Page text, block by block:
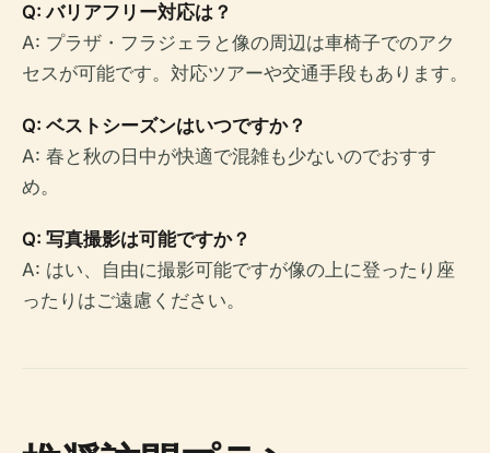
Q: バリアフリー対応は？
A: プラザ・フラジェラと像の周辺は車椅子でのアク
セスが可能です。対応ツアーや交通手段もあります。
Q: ベストシーズンはいつですか？
A: 春と秋の日中が快適で混雑も少ないのでおすす
め。
Q: 写真撮影は可能ですか？
A: はい、自由に撮影可能ですが像の上に登ったり座
ったりはご遠慮ください。